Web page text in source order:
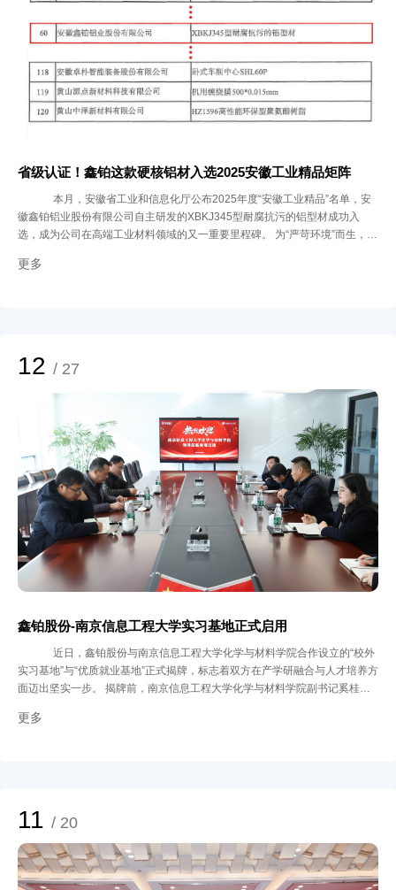
省级认证！鑫铂这款硬核铝材入选2025安徽工业精品矩阵
本月，安徽省工业和信息化厅公布2025年度“安徽工业精品”名单，安
徽鑫铂铝业股份有限公司自主研发的XBKJ345型耐腐抗污的铝型材成功入
选，成为公司在高端工业材料领域的又一重要里程碑。 为“严苛环境”而生，何
性、轻量化、耐腐蚀 三大特性。XBKJ345型铝型材正是基于这一目标研发，
足“强、韧、延”的力学高标准，更在长期耐腐蚀与抗污方面表现卓越，成为应
对复杂工况的可靠选择。 从实验室到生产线，何以落地？ 鑫铂股份组建由院
士、材料专家、工艺工程师组成的专项研发团队，构建 “市场需求 - 技术攻关 -
性能验证” 的正向研发体系。通过高通量计算，优化合金成分；借助仿真智能
虚拟制造技术设计挤压参数与涂层工艺，启用智能化中试生产线，按照工业化
标准小批量生产，全程追踪材料关键指标，全链协同突破。经过多轮试制优
化，产品技术成熟度达标后，正式启动规模化生产。依托鑫铂股份完善的铝加
工产业链，整合熔炼、挤压、表面处理等核心环节，搭建自动化生产线与数字
化质量管控系统，让实验室里的 “硬核技术” 真正转化为赋能产业的 “实用精
品”。 于关键领域显担当，何以运用？ 目前，该产品已广泛应用于鑫铂股份两
大核心产品线： 高强韧耐腐蚀轨道交通铝型材，用于车辆、高铁两侧接触网
关键结构，性能超越行业标准； 高性能太阳能光伏铝型材，为光伏组件提供
长效防腐保障，助力电站稳定运行。 产品已逐步实现进口替代并走向国际市
场，以实力诠释“安徽制造”的材料竞争力。 入“精品矩阵”之列，何以赋能？
获奖，不仅展现了鑫铂股份在关键材料领域的自主创新与系统集成能力，也呼
来，鑫铂股份将继续以技术为根、以品质为本，推出更多高性能铝材解决方
案，助力“安徽制造”向“安徽精品”持续迈进。
更多
12 / 27
鑫铂股份-南京信息工程大学实习基地正式启用
近日，鑫铂股份与南京信息工程大学化学与材料学院合作设立的“校外
实习基地”与“优质就业基地”正式揭牌，标志着双方在产学研融合与人才培养方
面迈出坚实一步。 揭牌前，南京信息工程大学化学与材料学院副书记奚桂
厅，深入了解公司在材料研发、工艺与产业应用方面的成果。 座谈共识：双
则指出：“我们期待实现科研与产业需求的同频共振。” 实习启航：安全为基，
实践育人 此前，南信大材料物理专业学生已率先进入鑫铂股份开展生产实
习，通过企业文化导入、安全培训、车间观摩与技术座谈等环节，在沉浸式体
验中深化专业认知，完成从“学习者”到“实践者”的转变。 面向未来：持续深
耕，协同创新 鑫铂股份将以此次基地挂牌为起点，持续拓展合作深度与广
更多
11 / 20